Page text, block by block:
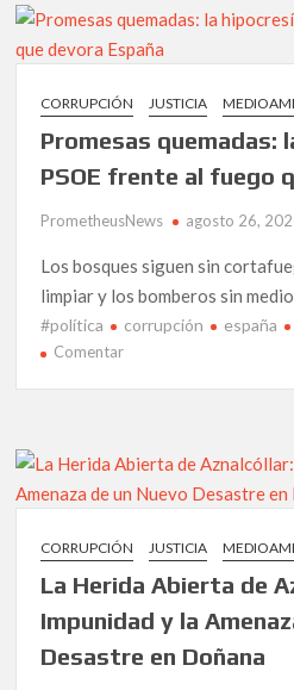
abismo
la
La
metástasis
de
sistema
por
la
impunidad
CORRUPCIÓN JUSTICIA
Promesas quemadas:
PSOE frente al fuego
PrometheusNews agosto 26,
Los bosques siguen sin
limpiar y los bomberos sin
#política corrupción españa
Comentaren
hipocresía
PSOE
al
fuego
que
devora
España
CORRUPCIÓN JUSTICIA
La Herida Abierta de
Impunidad y la
Desastre en Doñana